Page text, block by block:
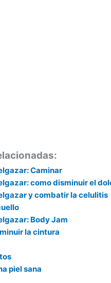
Caminar
como disminuir el
y combatir la celulitis
Body Jam
la cintura
piel sana